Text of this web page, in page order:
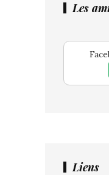
Les
Liens